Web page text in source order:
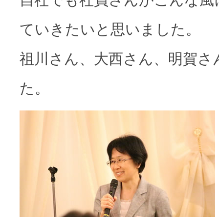
ていきたいと思いました。
祖川さん、大西さん、明賀
た。